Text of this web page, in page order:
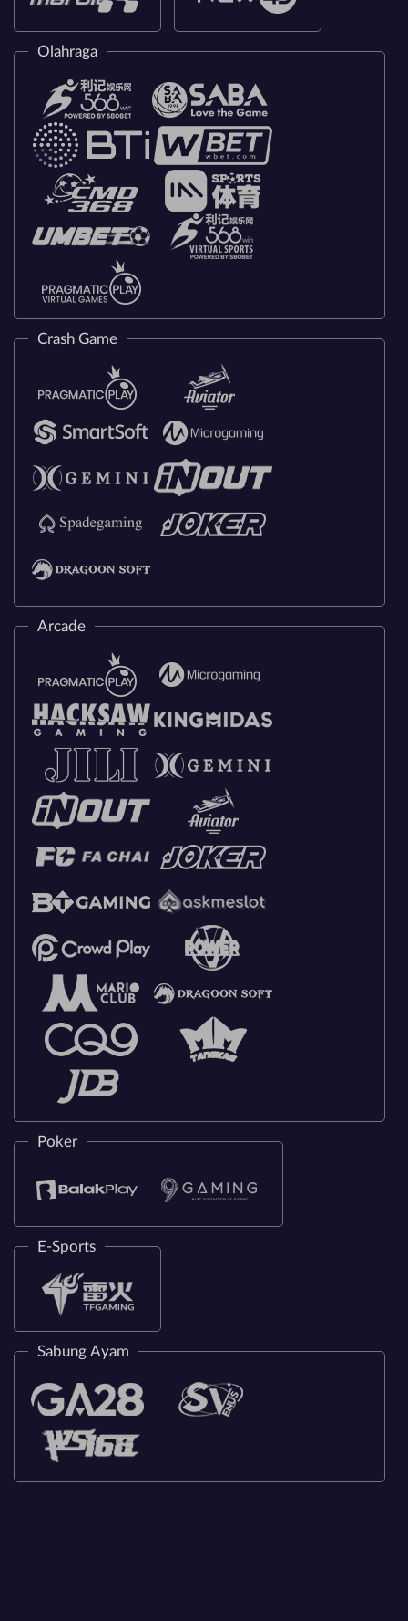
Olahraga
Crash Game
Arcade
Poker
E-Sports
Sabung Ayam